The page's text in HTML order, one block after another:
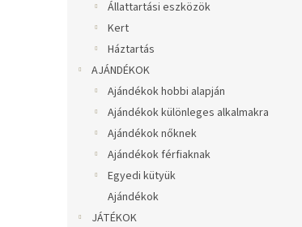
Állattartási eszközök
Kert
Háztartás
AJÁNDÉKOK
Ajándékok hobbi alapján
Ajándékok különleges alkalmakra
Ajándékok nőknek
Ajándékok férfiaknak
Egyedi kütyük
Ajándékok
JÁTÉKOK